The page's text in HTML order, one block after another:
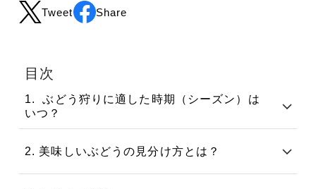
Tweet Share
目次
1. ぶどう狩りに適した時期（シーズン）は
いつ？
2. 美味しいぶどうの見分け方とは？